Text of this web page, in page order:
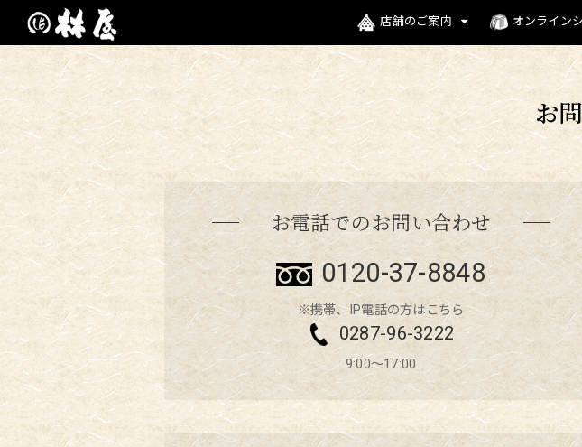
店舗のご案内 オンライン
お
お電話でのお問い合わせ
0120-37-8848
※携帯、IP電話の方はこちら
0287-96-3222
9:00～17:00